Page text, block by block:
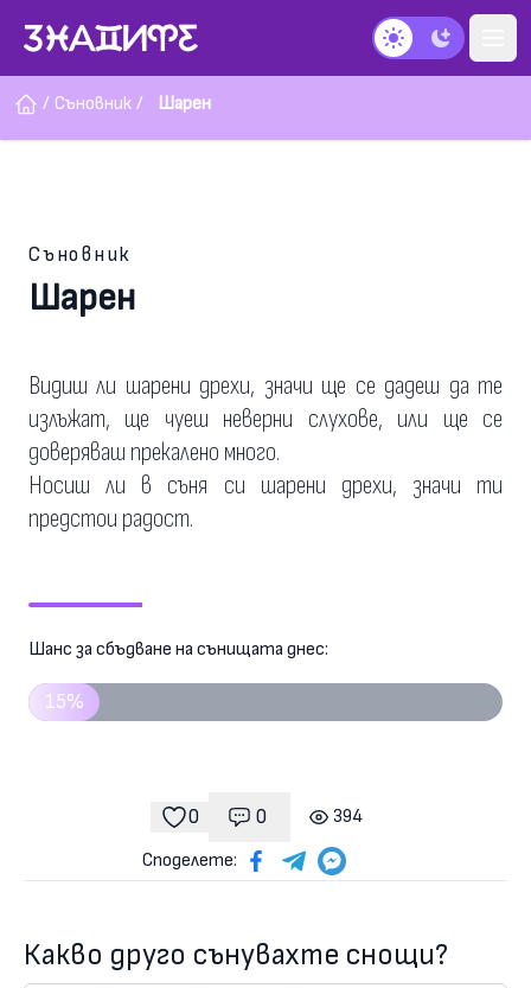
Тъмен режим
/ Съновник / Шарен
Съновник
Шарен
Видиш ли шарени дрехи, значи ще се дадеш да те
излъжат, ще чуеш неверни слухове, или ще се
доверяваш прекалено много.
Носиш ли в съня си шарени дрехи, значи ти
предстои радост.
Шанс за сбъдване на сънищата днес:
15%
0
харесвания
0
Коментари
394
гледания
Споделете:
Какво друго сънувахте снощи?